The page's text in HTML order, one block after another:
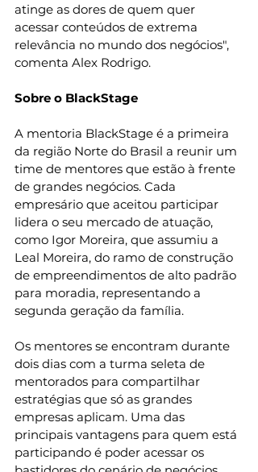
atinge as dores de quem quer
acessar conteúdos de extrema
relevância no mundo dos negócios",
comenta Alex Rodrigo.
Sobre o BlackStage
A mentoria BlackStage é a primeira
da região Norte do Brasil a reunir um
time de mentores que estão à frente
de grandes negócios. Cada
empresário que aceitou participar
lidera o seu mercado de atuação,
como Igor Moreira, que assumiu a
Leal Moreira, do ramo de construção
de empreendimentos de alto padrão
para moradia, representando a
segunda geração da família.
Os mentores se encontram durante
dois dias com a turma seleta de
mentorados para compartilhar
estratégias que só as grandes
empresas aplicam. Uma das
principais vantagens para quem está
participando é poder acessar os